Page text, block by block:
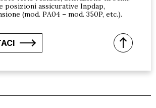
posizioni assicurative Inpdap,
(mod. PA04 – mod. 350P, etc.).